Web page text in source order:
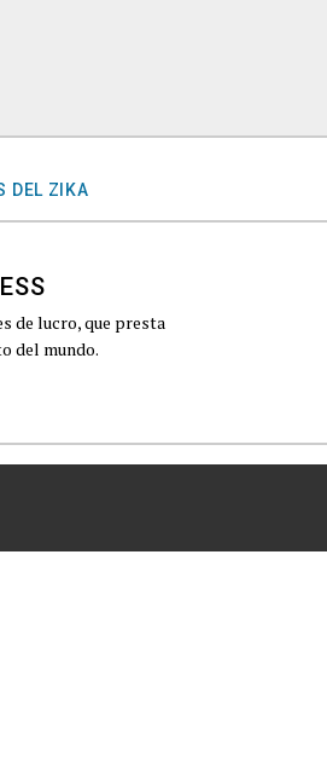
DEL ZIKA
de lucro, que presta
del mundo.